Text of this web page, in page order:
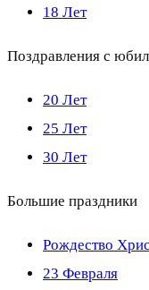
18 Лет
Поздравления с
20 Лет
25 Лет
30 Лет
Большие праздники
Рождество
23 Февраля